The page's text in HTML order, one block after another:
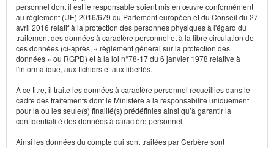
personnel dont il est le responsable soient mis en œuvre conformément
au règlement (UE) 2016/679 du Parlement européen et du Conseil du 27
avril 2016 relatif à la protection des personnes physiques à l'égard du
traitement des données à caractère personnel et à la libre circulation de
ces données (ci-après, « règlement général sur la protection des
données » ou RGPD) et à la loi n°78-17 du 6 janvier 1978 relative à
l'informatique, aux fichiers et aux libertés.
A ce titre, il traite les données à caractère personnel recueillies dans le
cadre des traitements dont le Ministère a la responsabilité uniquement
pour la ou les seule(s) finalité(s) prédéfinies ainsi qu’à garantir la
confidentialité des données à caractère personnel.
Ainsi les données du compte qui sont traitées par Cerbère sont